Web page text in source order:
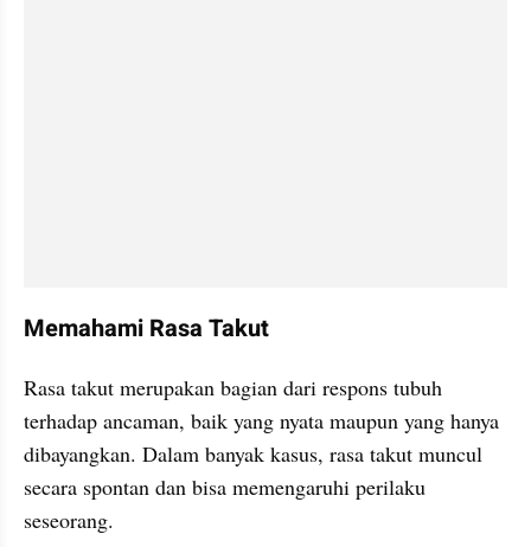
Memahami Rasa Takut
Rasa takut merupakan bagian dari respons tubuh
terhadap ancaman, baik yang nyata maupun yang hanya
dibayangkan. Dalam banyak kasus, rasa takut muncul
secara spontan dan bisa memengaruhi perilaku
seseorang.